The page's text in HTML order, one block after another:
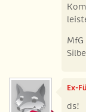
Ex-
ds!